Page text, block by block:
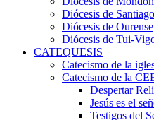
Diócesis de
Diócesis de Ourense
Diócesis de Tui-
CATEQUESIS
Catecismo de la
Catecismo de la
Despertar
Jesús es el
Testigos del